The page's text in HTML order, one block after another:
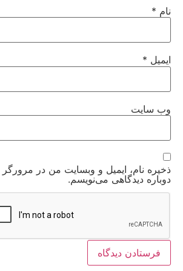
نام *
ایمیل *
وب‌ سایت
ذخیره نام، ایمیل و وبسایت من در
دوباره دیدگاهی می‌نویسم.